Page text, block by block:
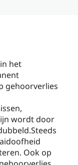
het
gehoorverlies
wordt door
Ook op